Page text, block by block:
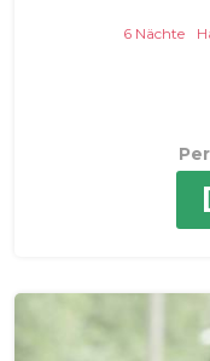
6 Nächte